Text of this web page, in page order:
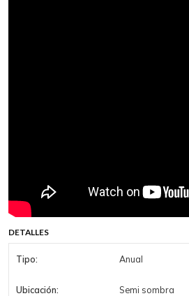
DETALLES
Tipo: Anual
Ubicación: Semi sombra